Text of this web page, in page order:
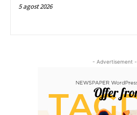
5 agost 2026
- Advertisement -